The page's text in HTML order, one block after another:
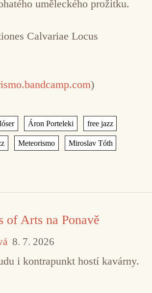
uměleckého prožitku.
Calvariae Locus
)
of Arts na Ponavě
8. 7. 2026
i kontrapunkt hostí kavárny.